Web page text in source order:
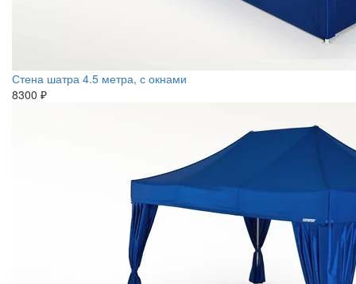
Стена шатра 4.5 метра, с окнами
8300 ₽